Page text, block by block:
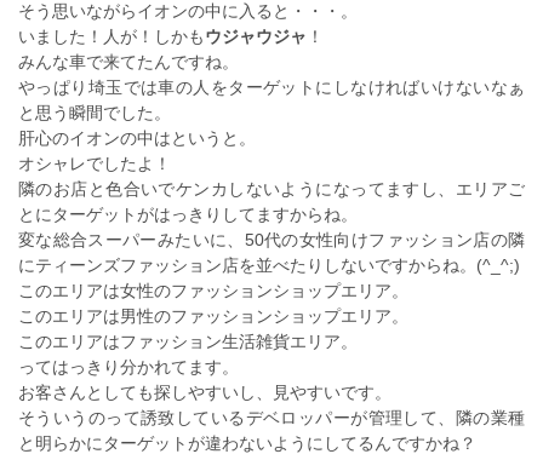
そう思いながらイオンの中に入ると・・・。
いました！人が！しかもウジャウジャ ！
みんな車で来てたんですね。
やっぱり埼玉では車の人をターゲットにしなければいけないなぁ
と思う瞬間でした。
肝心のイオンの中はというと。
オシャレでしたよ！
隣のお店と色合いでケンカしないようになってますし、エリアご
とにターゲットがはっきりしてますからね。
変な総合スーパーみたいに、50代の女性向けファッション店の隣
にティーンズファッション店を並べたりしないですからね。(^_^;)
このエリアは女性のファッションショップエリア。
このエリアは男性のファッションショップエリア。
このエリアはファッション生活雑貨エリア。
ってはっきり分かれてます。
お客さんとしても探しやすいし、見やすいです。
そういうのって誘致しているデベロッパーが管理して、隣の業種
と明らかにターゲットが違わないようにしてるんですかね？